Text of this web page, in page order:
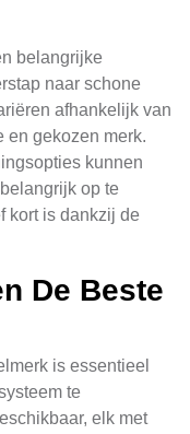
belangrijke
naar schone
afhankelijk van
en gekozen merk.
kunnen
op te
kort is dankzij de
De Beste
is essentieel
te
elk met